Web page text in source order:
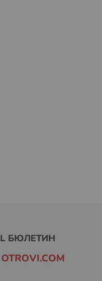
БЮЛЕТИН
OTROVI.COM